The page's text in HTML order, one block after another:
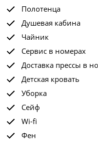
Полотенца
Душевая кабина
Чайник
Сервис в номерах
Доставка прессы в
Детская кровать
Уборка
Сейф
Wi-fi
Фен